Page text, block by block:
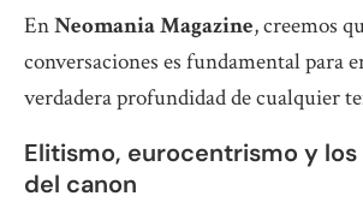
EnNeomania Magazine, creemos
conversaciones es fundamental para
verdadera profundidad de cualquier
Elitismo, eurocentrismo y
del canon